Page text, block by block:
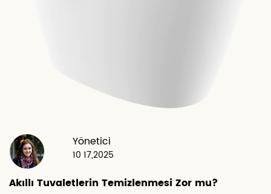
Yönetici
10 17,2025
Akıllı Tuvaletlerin Temizlenmesi Zor mu?